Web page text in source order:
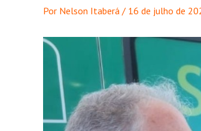
Por Nelson Itaberá / 16 de julho de